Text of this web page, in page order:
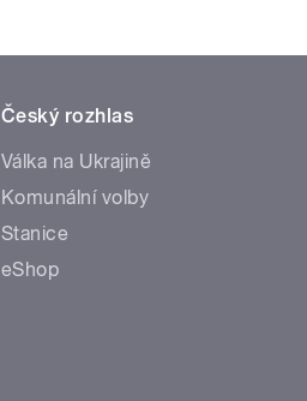
Český rozhlas
Válka na Ukrajině
Komunální volby
Stanice
eShop